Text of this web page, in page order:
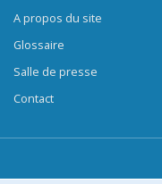
A propos du site
Glossaire
Salle de presse
Contact